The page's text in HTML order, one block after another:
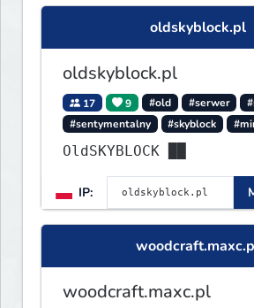
oldskyblock.pl
oldskyblock.pl
17 9 #old #serwer
#sentymentalny
#skyblock
OldSKYBLOCK ██
IP:
woodcraft.maxc.pl